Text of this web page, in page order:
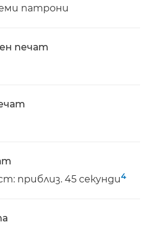
патрони
печат
приблиз. 45 секунди4